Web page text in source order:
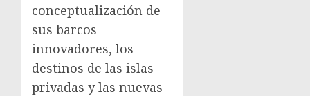
conceptualización de
sus barcos
innovadores, los
destinos de las islas
privadas y las nuevas